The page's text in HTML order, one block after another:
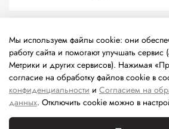
технологии
(информационные технологии
информации на основе сбора,
сведений, относящихся к предпочтениям
«Интернет», находящихся на территории
Федерации).
Мы используем файлы cookie: они
работу сайта и помогают улучшать сервис
Метрики и других сервисов). Нажимая
согласие на обработку файлов cookie в
конфиденциальности и Согласием на
данных. Отключить cookie можно в